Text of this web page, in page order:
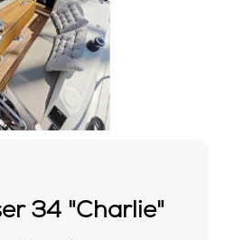
34 "Charlie"